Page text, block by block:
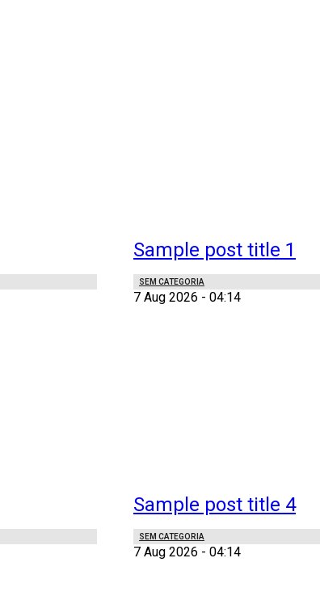
Sample post title 1
SEM CATEGORIA
7 Aug 2026 - 04:14
Sample post title 4
SEM CATEGORIA
7 Aug 2026 - 04:14